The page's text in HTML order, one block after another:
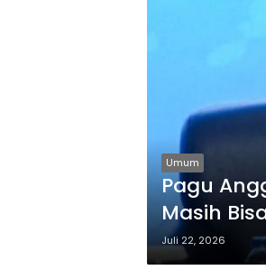
Umum
Pagu
Masih
Juli 22, 2026